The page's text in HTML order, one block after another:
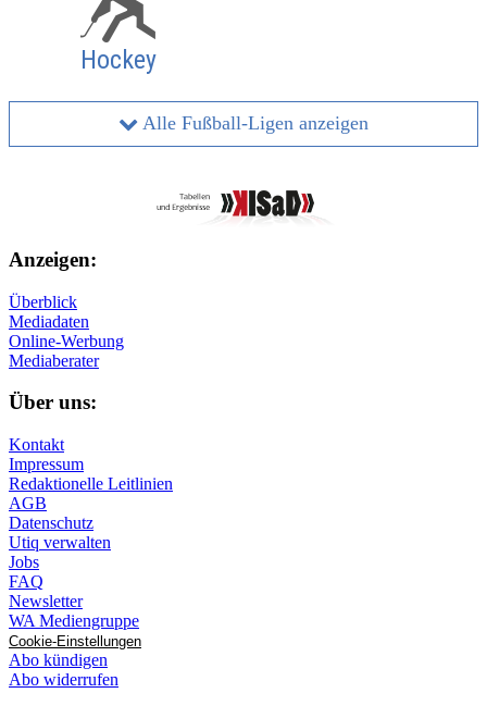
Hockey
Alle Fußball-Ligen anzeigen
Anzeigen:
Überblick
Mediadaten
Online-Werbung
Mediaberater
Über uns:
Kontakt
Impressum
Redaktionelle Leitlinien
AGB
Datenschutz
Utiq verwalten
Jobs
FAQ
Newsletter
WA Mediengruppe
Cookie-Einstellungen
Abo kündigen
Abo widerrufen